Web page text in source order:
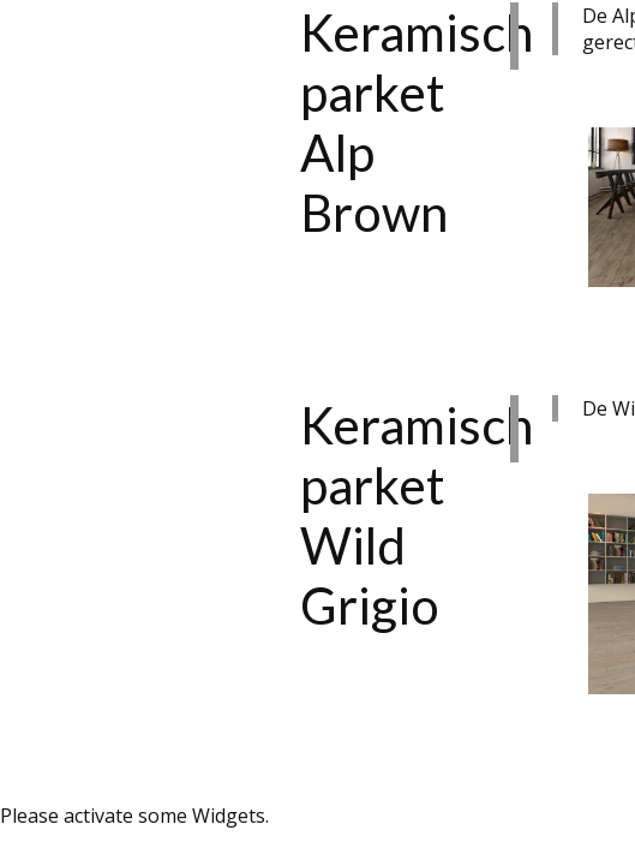
Keramisch
parket
Alp
Brown
De
Keramisch
parket
Wild
Grigio
De
Please activate some Widgets.